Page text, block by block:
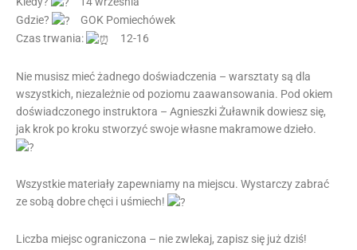
Gdzie?
GOK Pomiechówek
Czas trwania:
12-16
Nie musisz mieć żadnego doświadczenia – warsztaty są dla
wszystkich, niezależnie od poziomu zaawansowania. Pod okiem
doświadczonego instruktora – Agnieszki Żuławnik dowiesz się,
jak krok po kroku stworzyć swoje własne makramowe dzieło.
Wszystkie materiały zapewniamy na miejscu. Wystarczy zabrać
ze sobą dobre chęci i uśmiech!
Liczba miejsc ograniczona – nie zwlekaj, zapisz się już dziś!